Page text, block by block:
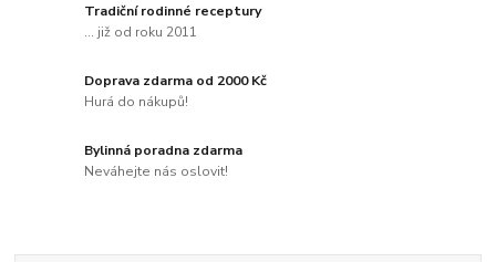
Tradiční rodinné receptury
... již od roku 2011
Doprava zdarma od 2000 Kč
Hurá do nákupů!
Bylinná poradna zdarma
Neváhejte nás oslovit!